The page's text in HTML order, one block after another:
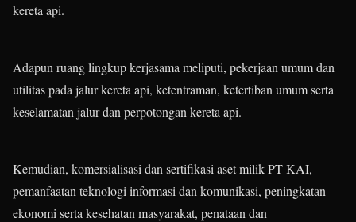
kereta api.
Adapun ruang lingkup kerjasama meliputi, pekerjaan umum dan
utilitas pada jalur kereta api, ketentraman, ketertiban umum serta
keselamatan jalur dan perpotongan kereta api.
Kemudian, komersialisasi dan sertifikasi aset milik PT KAI,
pemanfaatan teknologi informasi dan komunikasi, peningkatan
ekonomi serta kesehatan masyarakat, penataan dan